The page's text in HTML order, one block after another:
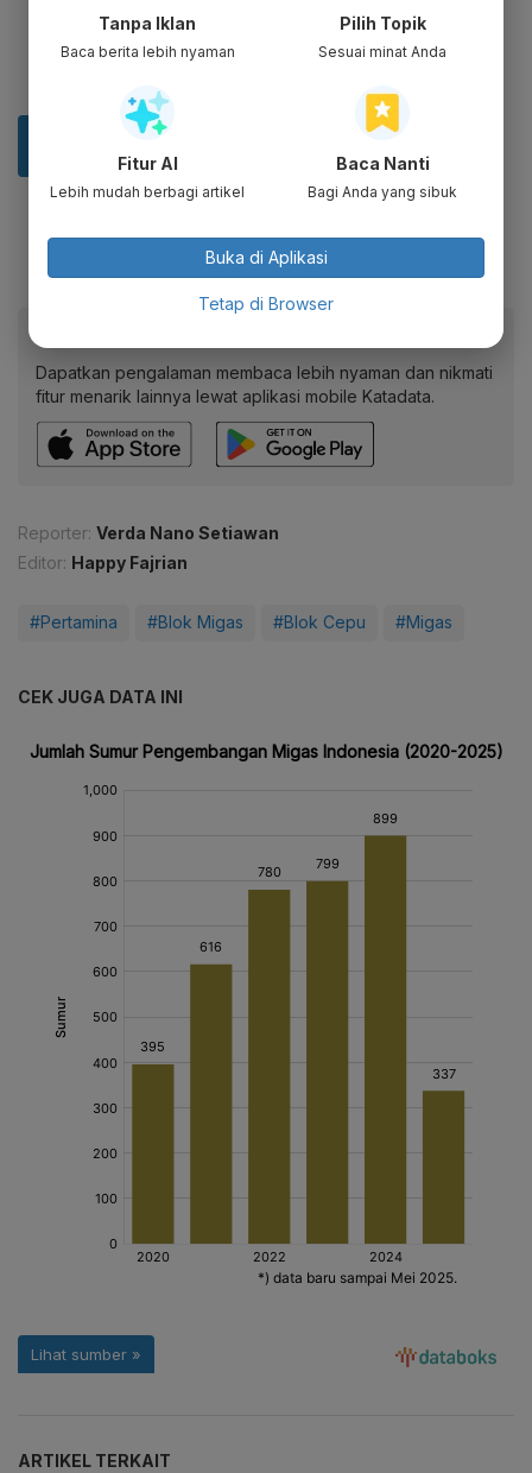
Dapatkan pengalaman membaca lebih nyaman dan nikmati
fitur menarik lainnya lewat aplikasi mobile Katadata.
Reporter: Verda Nano Setiawan
Editor: Happy Fajrian
#Pertamina #Blok Migas #Blok Cepu #Migas
CEK JUGA DATA INI
ARTIKEL TERKAIT
Tanpa Iklan
Baca berita lebih nyaman
Pilih Topik
Sesuai minat Anda
Fitur AI
Lebih mudah berbagi artikel
Baca Nanti
Bagi Anda yang sibuk
Buka di Aplikasi
Tetap di Browser